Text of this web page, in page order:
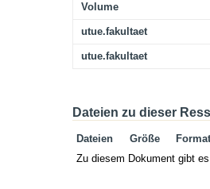
Volume
utue.fakultaet
utue.fakultaet
Dateien zu dieser
Dateien Größe
Format
Zu diesem Dokument gibt